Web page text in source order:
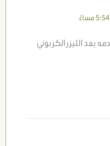
الليزر الكربوني